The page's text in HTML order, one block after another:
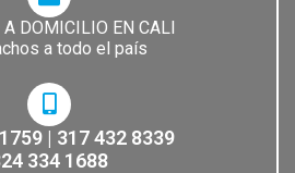
A DOMICILIO EN CALI
a todo el país
| 317 432 8339
334 1688